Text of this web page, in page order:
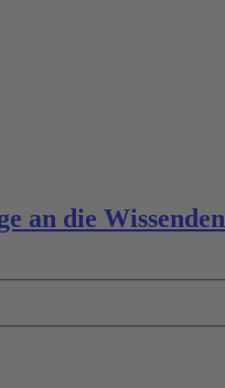
an die Wissenden